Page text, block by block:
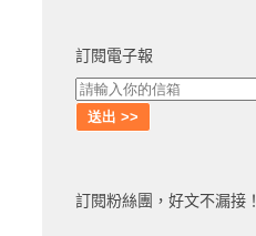
訂閱電子報
訂閱粉絲團，好文不漏接！